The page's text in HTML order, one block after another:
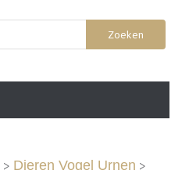
Zoeken
Dieren Vogel Urnen